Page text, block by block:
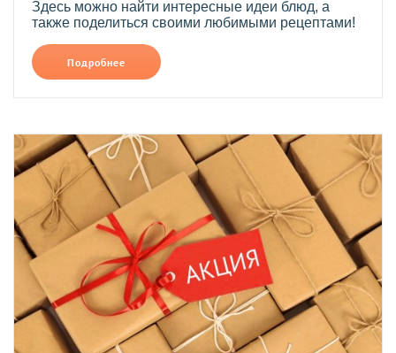
Здесь можно найти интересные идеи блюд, а
также поделиться своими любимыми рецептами!
Подробнее